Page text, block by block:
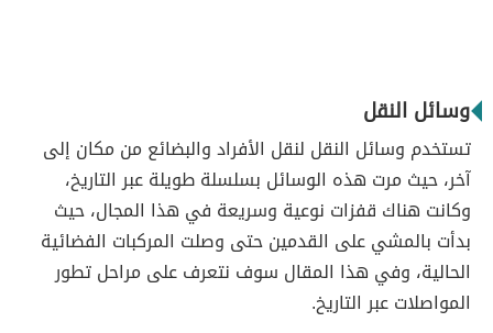
وسائل النقل
تستخدم وسائل النقل لنقل الأفراد والبضائع من مكان إلى
آخر، حيث مرت هذه الوسائل بسلسلة طويلة عبر التاريخ،
وكانت هناك قفزات نوعية وسريعة في هذا المجال، حيث
بدأت بالمشي على القدمين حتى وصلت المركبات الفضائية
الحالية، وفي هذا المقال سوف نتعرف على مراحل تطور
المواصلات عبر التاريخ.